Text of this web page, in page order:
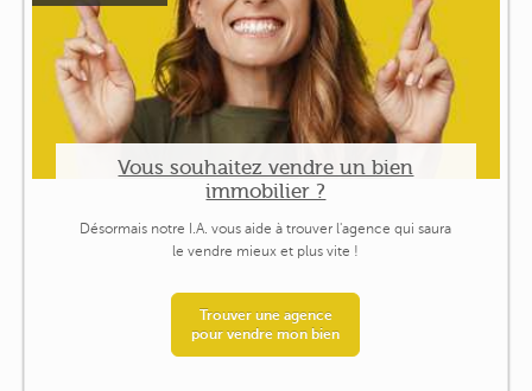
Vous souhaitez vendre un bien
immobilier ?
Désormais notre I.A. vous aide à trouver l'agence qui saura
le vendre mieux et plus vite !
Trouver une agence
pour vendre mon bien